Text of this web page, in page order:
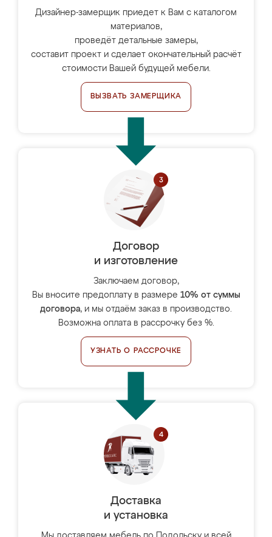
Дизайнер-замерщик приедет к Вам с каталогом
материалов,
проведёт детальные замеры,
составит проект и сделает окончательный расчёт
стоимости Вашей будущей мебели.
ВЫЗВАТЬ ЗАМЕРЩИКА
Договор
и изготовление
Заключаем договор,
Вы вносите предоплату в размере 10% от суммы
договора, и мы отдаём заказ в производство.
Возможна оплата в рассрочку без %.
УЗНАТЬ О РАССРОЧКЕ
Доставка
и установка